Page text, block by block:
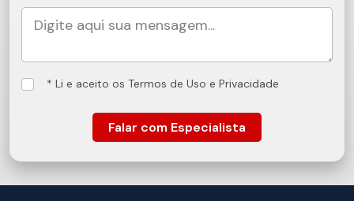
* Li e aceito os Termos de Uso e Privacidade
Falar com Especialista